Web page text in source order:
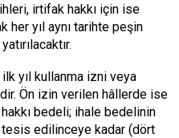
irtifak hakkı için ise
her yıl aynı tarihte peşin
yıl kullanma izni veya
Ön izin verilen hâllerde ise
bedeli; ihale bedelinin
edilinceye kadar (dört